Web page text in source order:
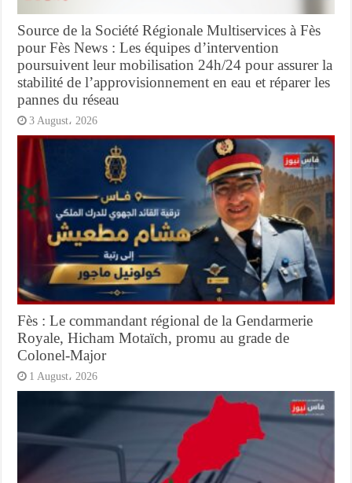
Source de la Société Régionale Multiservices à Fès
pour Fès News : Les équipes d’intervention
poursuivent leur mobilisation 24h/24 pour assurer la
stabilité de l’approvisionnement en eau et réparer les
pannes du réseau
3 August، 2026
Fès : Le commandant régional de la Gendarmerie
Royale, Hicham Motaïch, promu au grade de
Colonel-Major
1 August، 2026